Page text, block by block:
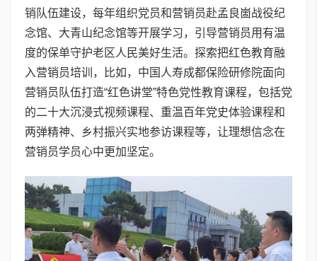
销队伍建设，每年组织党员和营销员赴孟良崮战役纪
念馆、大青山纪念馆等开展学习，引导营销员用有温
度的保单守护老区人民美好生活。探索把红色教育融
入营销员培训，比如，中国人寿成都保险研修院面向
营销员队伍打造“红色讲堂”特色党性教育课程，包括党
的二十大沉浸式视频课程、重温百年党史体验课程和
两弹精神、乡村振兴实地参访课程等，让理想信念在
营销员学员心中更加坚定。